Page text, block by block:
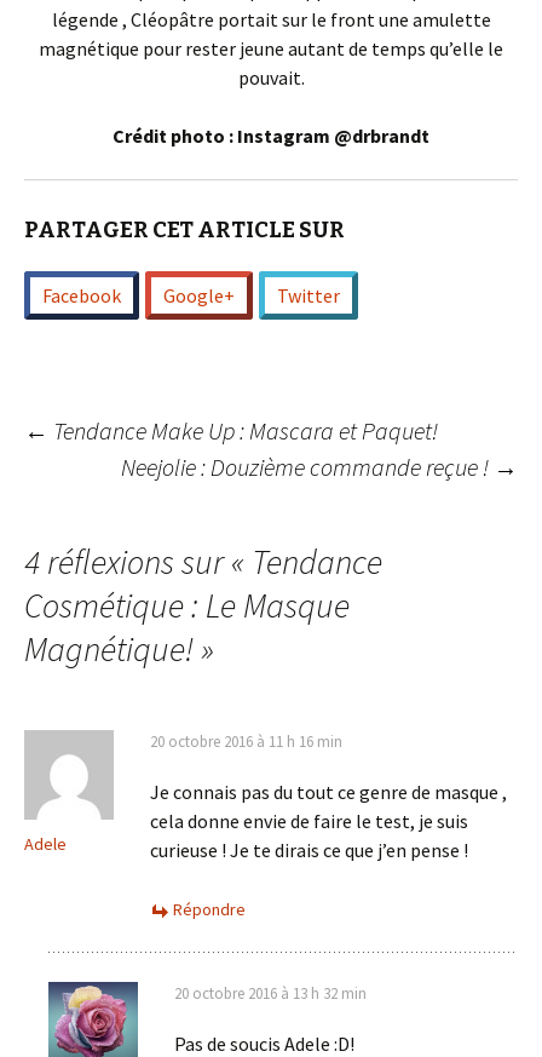
légende , Cléopâtre portait sur le front une amulette
magnétique pour rester jeune autant de temps qu’elle le
pouvait.
Crédit photo : Instagram @drbrandt
PARTAGER CET ARTICLE SUR
Facebook Google+ Twitter
Navigation
articles
← Tendance Make Up : Mascara et Paquet!
Neejolie : Douzième commande reçue ! →
4 réflexions sur « Tendance
Cosmétique : Le Masque
Magnétique!»
Adele
20 octobre 2016 à 11 h 16 min
Je connais pas du tout ce genre de masque ,
cela donne envie de faire le test, je suis
curieuse ! Je te dirais ce que j’en pense !
Répondre
20 octobre 2016 à 13 h 32 min
Pas de soucis Adele :D!